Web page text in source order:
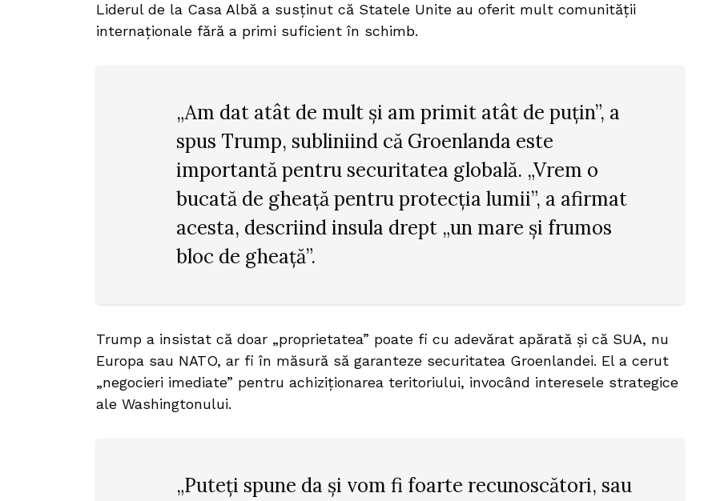
Liderul de la Casa Albă a susținut că Statele Unite au oferit mult comunității
internaționale fără a primi suficient în schimb.
„Am dat atât de mult și am primit atât de puțin”, a
spus Trump, subliniind că Groenlanda este
importantă pentru securitatea globală. „Vrem o
bucată de gheață pentru protecția lumii”, a afirmat
acesta, descriind insula drept „un mare și frumos
bloc de gheață”.
Trump a insistat că doar „proprietatea” poate fi cu adevărat apărată și că SUA, nu
Europa sau NATO, ar fi în măsură să garanteze securitatea Groenlandei. El a cerut
„negocieri imediate” pentru achiziționarea teritoriului, invocând interesele strategice
ale Washingtonului.
„Puteți spune da și vom fi foarte recunoscători, sau